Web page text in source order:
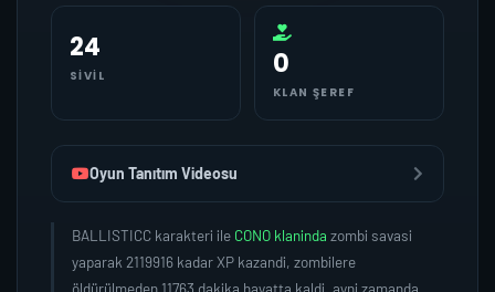
24
SIVIL 0
KLAN ŞEREF
Oyun Tanıtım Videosu
BALLISTICC karakteri ile CONO klaninda zombi savasi
yaparak 2119916 kadar XP kazandi, zombilere
öldürülmeden 11763 dakika hayatta kaldi, ayni zamanda